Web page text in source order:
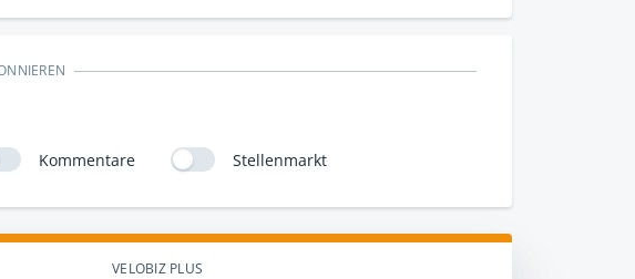
Kommentare Stellenmarkt
VELOBIZ PLUS